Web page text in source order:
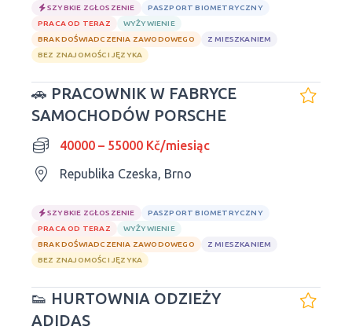
SZYBKIE ZGŁOSZENIE
PASZPORT BIOMETRYCZNY
PRACA OD TERAZ
WYŻYWIENIE
BRAK DOŚWIADCZENIA ZAWODOWEGO
Z MIESZKANIEM
BEZ ZNAJOMOŚCI JĘZYKA
🚗 PRACOWNIK W FABRYCE
SAMOCHODÓW PORSCHE
40000 – 55000 Kč/miesiąc
Republika Czeska, Brno
SZYBKIE ZGŁOSZENIE
PASZPORT BIOMETRYCZNY
PRACA OD TERAZ
WYŻYWIENIE
BRAK DOŚWIADCZENIA ZAWODOWEGO
Z MIESZKANIEM
BEZ ZNAJOMOŚCI JĘZYKA
👟 HURTOWNIA ODZIEŻY
ADIDAS